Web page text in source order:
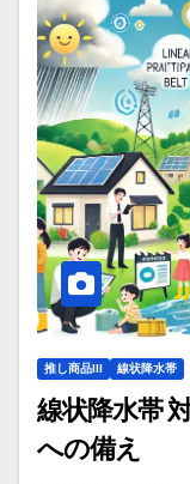
推し商品III 線状降水帯
線状降水帯
への備え